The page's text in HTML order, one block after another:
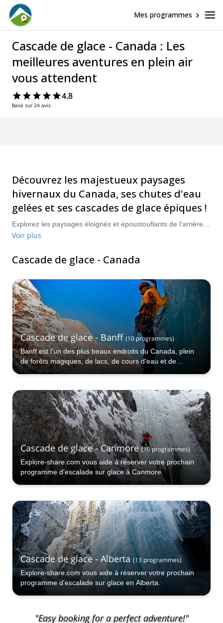
Mes programmes
Cascade de glace - Canada : Les
meilleures aventures en plein air
vous attendent
4.8
Basé sur 24 avis
Découvrez les majestueux paysages
hivernaux du Canada, ses chutes d'eau
gelées et ses cascades de glace épiques !
Voir plus
Cascade de glace - Canada
Cascade de glace - Banff (10programmes)
Banff est l'un des plus beaux endroits du Canada, plein
de forêts magiques, de lacs, de cours d'eau et de
montagnes, et la cascade de glace est l'une des façons
Cascade de glace - Canmore (10programmes)
Explore-share.com vous aide à réserver votre prochain
programme d'escalade sur glace à Canmore.
Cascade de glace - Alberta (13 programmes)
Explore-share.com vous aide à réserver votre prochain
programme d'escalade sur glace en Alberta.
"Easy booking for a perfect adventure!"